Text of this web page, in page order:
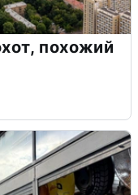
похожий